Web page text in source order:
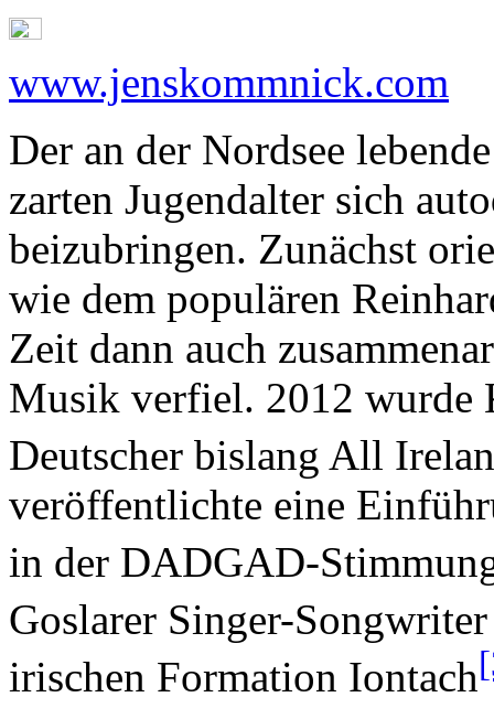
www.jenskommnick.com
Der an der Nordsee
zarten Jugendalter sich
beizubringen. Zunächst
wie dem populären
Zeit dann auch
Musik verfiel. 2012 wurde
Deutscher bislang All
veröffentlichte eine
in der DADGAD-
Goslarer Singer-
irischen Formation Iontach